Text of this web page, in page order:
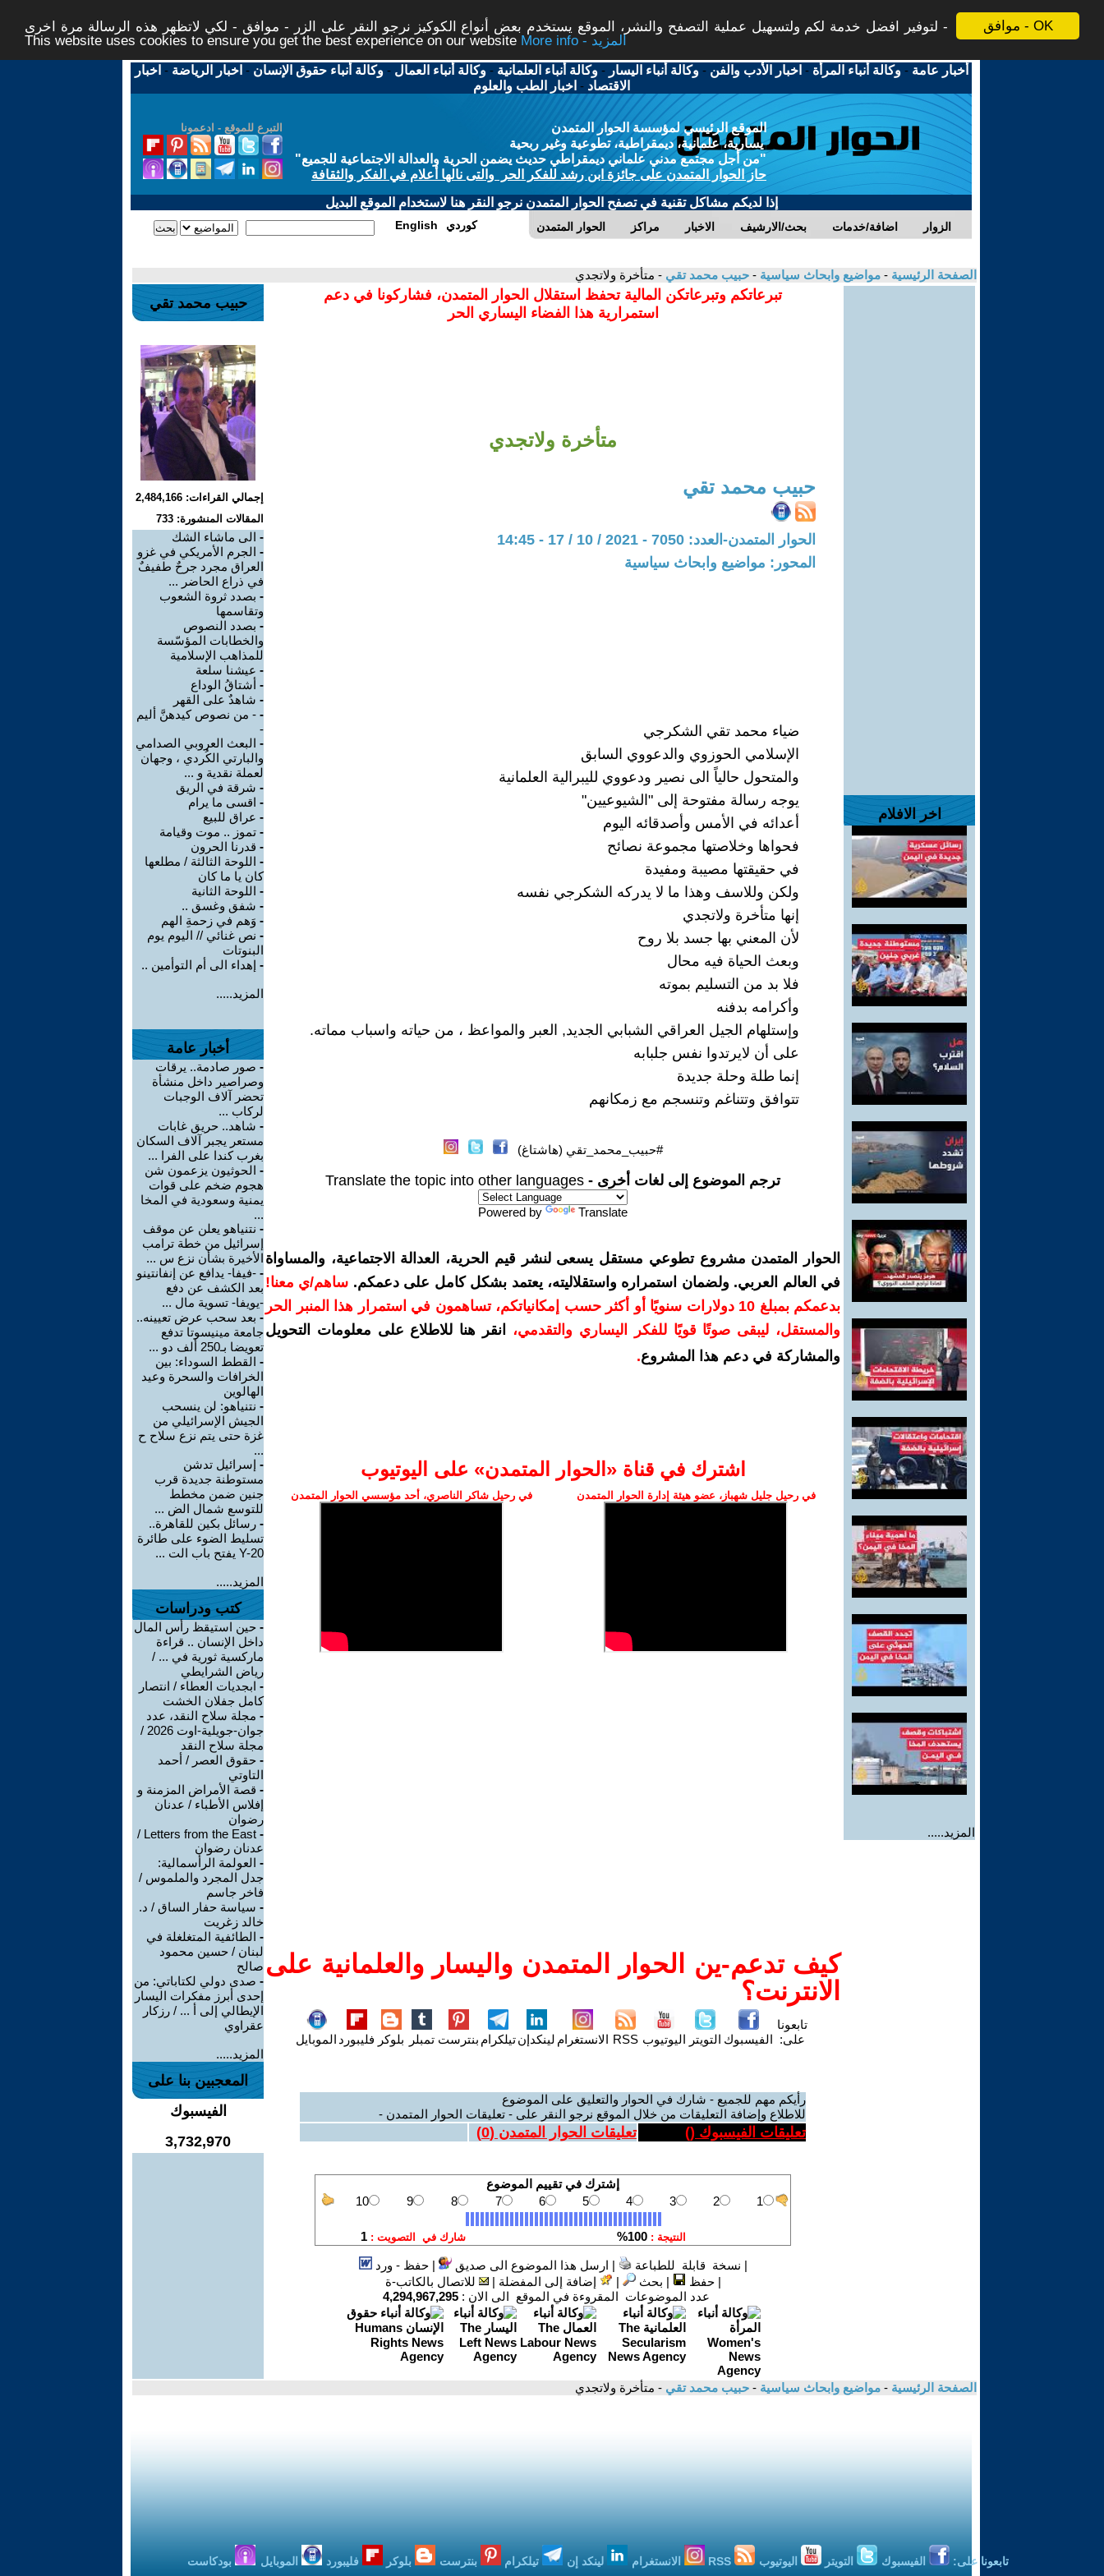
موافق - OK
لتوفير افضل خدمة لكم ولتسهيل عملية التصفح والنشر، الموقع يستخدم بعض أنواع الكوكيز نرجو النقر على الزر - موافق - لكي لاتظهر هذه الرسالة مرة اخرى -
This website uses cookies to ensure you get the best experience on our website
More info - المزيد
أخبار عامة -وكالة أنباء المرأة - اخبار الأدب والفن -وكالة أنباء اليسار -وكالة أنباء العلمانية -وكالة أنباء العمال -وكالة أنباء حقوق الإنسان - اخبار الرياضة - اخبار
الاقتصاد - اخبار الطب والعلوم
التبرع للموقع - ادعمونا
الموقع الرئيسي لمؤسسة الحوار المتمدن
يسارية، علمانية، ديمقراطية، تطوعية وغير ربحية
"من أجل مجتمع مدني علماني ديمقراطي حديث يضمن الحرية والعدالة الاجتماعية للجميع"
حاز الحوار المتمدن على جائزة ابن رشد للفكر الحر والتى نالها أعلام في الفكر والثقافة
إذا لديكم مشاكل تقنية في تصفح الحوار المتمدن نرجو النقر هنا لاستخدام الموقع البديل
الحوار المتمدن مراكز الاخبار بحث/الارشيف اضافة/خدمات الزوار English كوردي
الصفحة الرئيسية - مواضيع وابحاث سياسية - حبيب محمد تقي - متأخرة ولاتجدي
اخر الافلام
المزيد.....
تبرعاتكم وتبرعاتكن المالية تحفظ استقلال الحوار المتمدن، فشاركونا في دعم
استمرارية هذا الفضاء اليساري الحر
متأخرة ولاتجدي
حبيب محمد تقي
الحوار المتمدن-العدد: 7050 - 2021 / 10 / 17 - 14:45
المحور: مواضيع وابحاث سياسية
ضياء محمد تقي الشكرجي
الإسلامي الحوزوي والدعووي السابق
والمتحول حالياً الى نصير ودعووي لليبرالية العلمانية
يوجه رسالة مفتوحة إلى "الشيوعيين"
أعدائه في الأمس وأصدقائه اليوم
فحواها وخلاصتها مجموعة نصائح
في حقيقتها مصيبة ومفيدة
ولكن وللاسف وهذا ما لا يدركه الشكرجي نفسه
إنها متأخرة ولاتجدي
لأن المعني بها جسد بلا روح
وبعث الحياة فيه محال
فلا بد من التسليم بموته
وأكرامه بدفنه
وإستلهام الجيل العراقي الشبابي الجديد, العبر والمواعظ ، من حياته واسباب مماته.
على أن لايرتدوا نفس جلبابه
إنما طلة وحلة جديدة
تتوافق وتتناغم وتنسجم مع زمكانهم
#حبيب_محمد_تقي (هاشتاغ)
ترجم الموضوع إلى لغات أخرى - Translate the topic into other languages
Powered by Translate
الحوار المتمدن مشروع تطوعي مستقل يسعى لنشر قيم الحرية، العدالة الاجتماعية، والمساواة
في العالم العربي. ولضمان استمراره واستقلاليته، يعتمد بشكل كامل على دعمكم. ساهم/ي معنا!
بدعمكم بمبلغ 10 دولارات سنويًا أو أكثر حسب إمكانياتكم، تساهمون في استمرار هذا المنبر الحر
والمستقل، ليبقى صوتًا قويًا للفكر اليساري والتقدمي،
انقر هنا للاطلاع على معلومات التحويل
والمشاركة في دعم هذا المشروع.
اشترك في قناة ‫«الحوار المتمدن» على اليوتيوب
في رحيل جليل شهباز، عضو هيئة إدارة الحوار المتمدن في رحيل شاكر الناصري، أحد مؤسسي الحوار المتمدن
كيف تدعم-ين الحوار المتمدن واليسار والعلمانية على
الانترنت؟
تابعونا
على: الفيسبوك التويتر اليوتيوب RSS الانستغرام لينكدإنتيلكرام بنترست تمبلر بلوكر فليبورد الموبايل
رأيكم مهم للجميع - شارك في الحوار والتعليق على الموضوع
للاطلاع وإضافة التعليقات من خلال الموقع نرجو النقر على - تعليقات الحوار المتمدن -
تعليقات الفيسبوك () تعليقات الحوار المتمدن (0
)
| نسخة قابلة للطباعة | ارسل هذا الموضوع الى صديق |حفظ - ورد
|حفظ | بحث | إضافة إلى المفضلة |
للاتصال بالكاتب-ة
عدد الموضوعات المقروءة في الموقع الى الان : 4,294,967,295
حبيب محمد تقي
إجمالي القراءات: 2,484,166
المقالات المنشورة: 733
- الى ماشاء الشك
- الجرم الأمريكي في غزو
العراق مجرد جرحٌ طفيفٌ
في ذراع الحاضر ...
- بصدد ثروة الشعوب
وتقاسمها
- بصدد النصوص
والخطابات المؤسّسة
للمذاهب الإسلامية
- عيشنا سلعة
- أشتاقُ الوداع
- شاهدٌ على القهر
- - من نصوص كيدهنَّ أليم
-
- البعث العروبي الصدامي
والبارتي الكُردي ، وجهان
لعملة نقدية و ...
- شرقة في الريق
- اقسى ما يرام
- عراق للبيع
- تموز .. موت وقيامة
- قدرنا الحرون
- اللوحة الثالثة / مطلعها
كان يا ما كان
- اللوحة الثانية
- شفق وغسق ..
- وَهم في زحمةِ الهم
- نص غنائي // اليوم يوم
البنوتات
- إهداء الى أم التوأمين ..
المزيد.....
أخبار عامة
- صور صادمة.. يرقات
وصراصير داخل منشأة
تحضر آلاف الوجبات
لركاب ...
- شاهد.. حريق غابات
مستعر يجبر آلاف السكان
بغرب كندا على الفرا ...
- الحوثيون يزعمون شن
هجوم ضخم على قوات
يمنية وسعودية في المخا
...
- نتنياهو يعلن عن موقف
إسرائيل من خطة ترامب
الأخيرة بشأن نزع س ...
- -فيفا- يدافع عن إنفانتينو
بعد الكشف عن دفع
-يويفا- تسوية مال ...
- بعد سحب عرض تعيينه..
جامعة مينيسوتا تدفع
تعويضا بـ250 ألف دو ...
- القطط السوداء: بين
الخرافات والسحرة وعيد
الهالوين
- نتنياهو: لن ينسحب
الجيش الإسرائيلي من
غزة حتى يتم نزع سلاح ح
...
- إسرائيل تدشن
مستوطنة جديدة قرب
جنين ضمن مخطط
للتوسع شمال الض ...
- رسائل بكين للقاهرة..
تسليط الضوء على طائرة
Y-20 يفتح باب الت ...
المزيد.....
كتب ودراسات
- حين استيقظ رأس المال
داخل الإنسان .. قراءة
ماركسية ثورية في ... /
رياض الشرايطي
- ابجديات العطاء / انتصار
كامل جفلان الخشت
- مجلة سلاح النقد، عدد
جوان-جويلية-اوت 2026 /
مجلة سلاح النقد
- حقوق العصر / أحمد
التاوتي
- قصة الأمراض المزمنة و
إفلاس الأطباء / عدنان
رضوان
-
Letters from the East /
عدنان رضوان
- العولمة الرأسمالية:
جدل المجرد والملموس /
فاخر جاسم
- سياسة حفار الساق / د.
خالد زغريت
- الطائفية المتغلغلة في
لبنان / حسين محمود
صالح
- صدى دولي لكتاباتي: من
إحدى أبرز مفكرات اليسار
الإيطالي إلى أ ... / رزكار
عقراوي
المزيد.....
المعجبين بنا على
الفيسبوك
3,732,970
الصفحة الرئيسية - مواضيع وابحاث سياسية - حبيب محمد تقي - متأخرة ولاتجدي
تابعونا على: الفيسبوك التويتر اليوتيوب الانستغرام لينكد إن تيلكرام بنترست بلوكر فليبورد الموبايل بودكاست